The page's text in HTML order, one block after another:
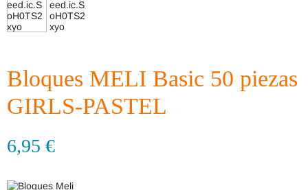
Bloques MELI Basic 50 piezas
GIRLS-PASTEL
6,95 €